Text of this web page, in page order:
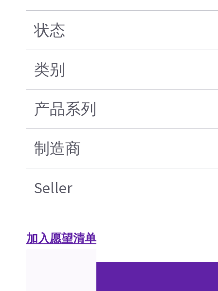
状态
类别
产品系列
制造商
Seller
加入愿望清单